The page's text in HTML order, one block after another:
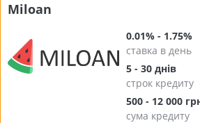
Miloan
0.01% - 1.75%
ставка в день
5 - 30 днів
строк кредиту
500 - 12 000
сума кредиту